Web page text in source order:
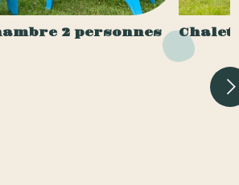
2 personnes Chalet